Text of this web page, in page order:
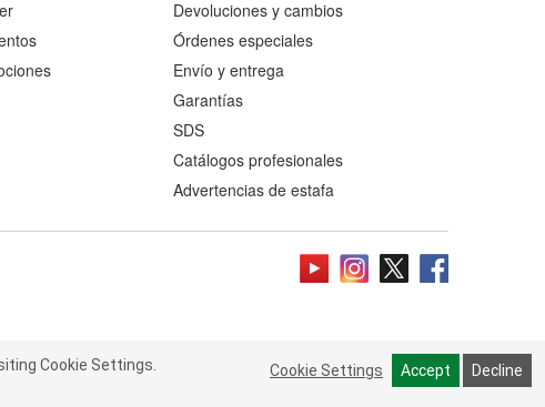
Cookie Settings. Cookie Settings Accept Decline
Devoluciones y cambios
Órdenes especiales
Envío y entrega
Garantías
SDS
Catálogos profesionales
Advertencias de estafa
Cookie Settings.
Cookie Settings Accept Decline